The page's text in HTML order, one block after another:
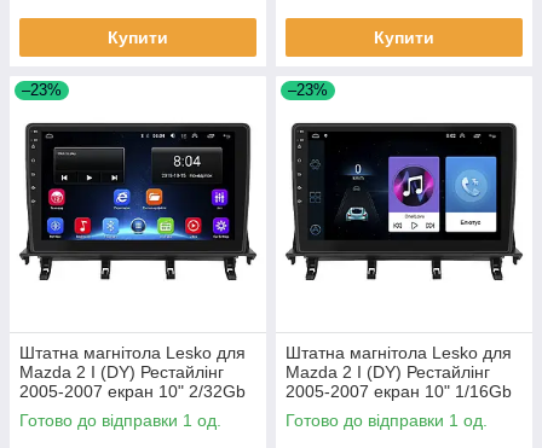
Купити Купити
–23%
Штатна магнітола Lesko для
Mazda 2 I (DY) Рестайлінг
2005-2007 екран 10" 2/32Gb
Wi-Fi GPS Base 1 шт.
Готово до відправки 1 од.
–23%
Штатна магнітола Lesko для
Mazda 2 I (DY) Рестайлінг
2005-2007 екран 10" 1/16Gb
Wi-Fi GPS Base 1 шт.
Готово до відправки 1 од.